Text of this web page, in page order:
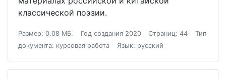
классической поэзии.
Размер: 0.08 МБ. Год создания 2020 Страниц: 44
Тип
документа: курсовая работа
Язык: русский